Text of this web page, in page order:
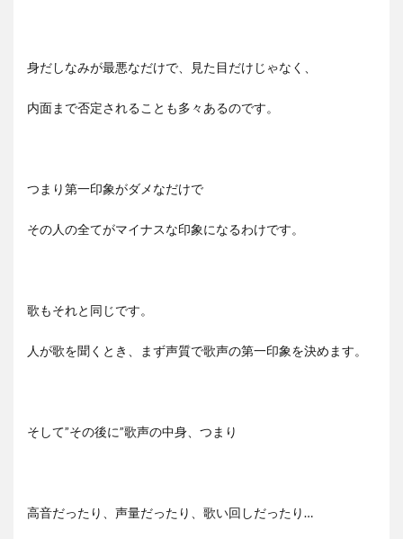
身だしなみが最悪なだけで、見た目だけじゃなく、
内面まで否定されることも多々あるのです。
つまり第一印象がダメなだけで
その人の全てがマイナスな印象になるわけです。
歌もそれと同じです。
人が歌を聞くとき、まず声質で歌声の第一印象を決めます。
そして”その後に”歌声の中身、つまり
高音だったり、声量だったり、歌い回しだったり…